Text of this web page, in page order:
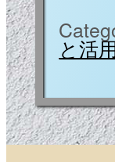
と活